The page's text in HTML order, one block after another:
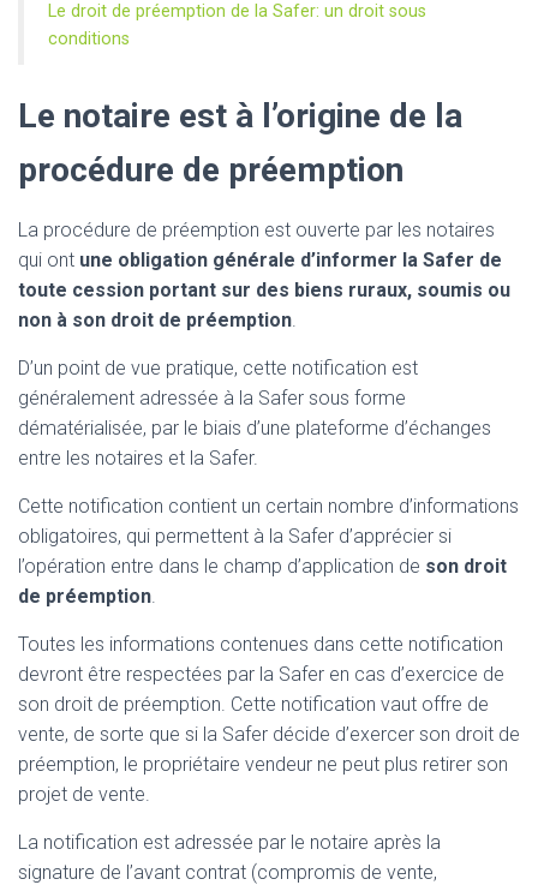
Le droit de préemption de la Safer: un droit sous
conditions
Le notaire est à l’origine de la
procédure de préemption
La procédure de préemption est ouverte par les notaires
qui ont une obligation générale d’informer la Safer de
toute cession portant sur des biens ruraux, soumis ou
non à son droit de préemption.
D’un point de vue pratique, cette notification est
généralement adressée à la Safer sous forme
dématérialisée, par le biais d’une plateforme d’échanges
entre les notaires et la Safer.
Cette notification contient un certain nombre d’informations
obligatoires, qui permettent à la Safer d’apprécier si
l’opération entre dans le champ d’application de son droit
de préemption.
Toutes les informations contenues dans cette notification
devront être respectées par la Safer en cas d’exercice de
son droit de préemption. Cette notification vaut offre de
vente, de sorte que si la Safer décide d’exercer son droit de
préemption, le propriétaire vendeur ne peut plus retirer son
projet de vente.
La notification est adressée par le notaire après la
signature de l’avant contrat (compromis de vente,